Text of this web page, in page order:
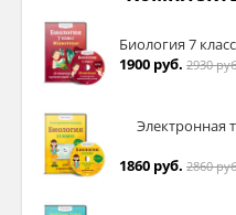
Биология 7
1900 руб. 2930
Электронная
1860 руб. 2860